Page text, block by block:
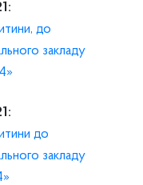
до
закладу
до
закладу